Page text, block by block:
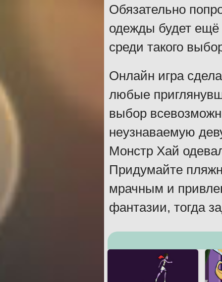
Обязательно
одежды будет ещё
среди такого
Онлайн игра
любые
выбор
неузнаваемую
Монстр Хай
Придумайте
мрачным и
фантазии, тогда